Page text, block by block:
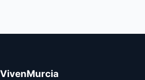
VivenMurcia